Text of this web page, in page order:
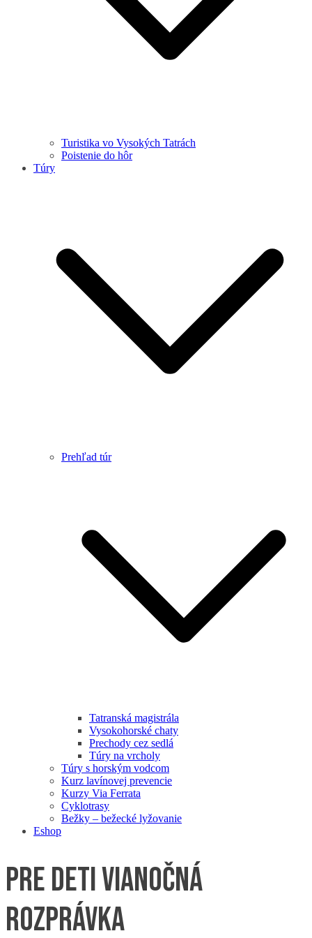
Turistika vo Vysokých Tatrách
Poistenie do hôr
Túry
Prehľad túr
Tatranská magistrála
Vysokohorské chaty
Prechody cez sedlá
Túry na vrcholy
Túry s horským vodcom
Kurz lavínovej prevencie
Kurzy Via Ferrata
Cyklotrasy
Bežky – bežecké lyžovanie
Eshop
Pre deti Vianočná
rozprávka